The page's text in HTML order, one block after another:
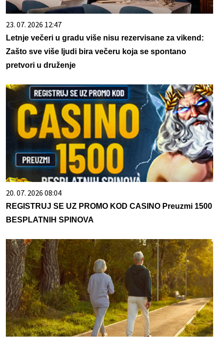
23. 07. 2026 12:47
Letnje večeri u gradu više nisu rezervisane za vikend:
Zašto sve više ljudi bira večeru koja se spontano
pretvori u druženje
20. 07. 2026 08:04
REGISTRUJ SE UZ PROMO KOD CASINO Preuzmi 1500
BESPLATNIH SPINOVA